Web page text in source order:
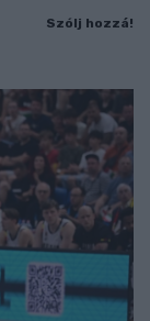
Szólj hozzá!